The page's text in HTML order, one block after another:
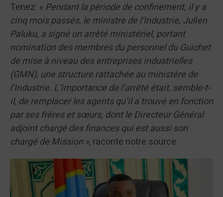
Tenez: « Pendant la période de confinement, il y a
cinq mois passés, le ministre de l’Industrie, Julien
Paluku, a signé un arrêté ministériel, portant
nomination des membres du personnel du Guichet
de mise à niveau des entreprises industrielles
(GMN), une structure rattachée au ministère de
l’Industrie. L’importance de l’arrêté était, semble-t-
il, de remplacer les agents qu’il a trouvé en fonction
par ses frères et sœurs, dont le Directeur Général
adjoint chargé des finances qui est aussi son
chargé de Mission », raconte notre source.